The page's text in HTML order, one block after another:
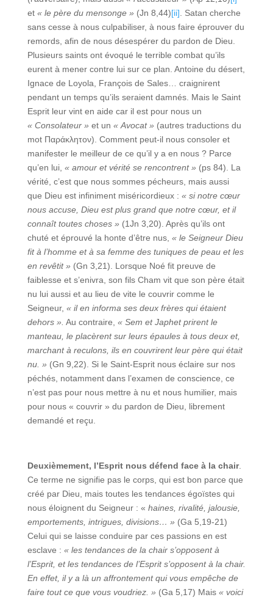
et « le père du mensonge » (Jn 8,44)[ii] . Satan cherche
sans cesse à nous culpabiliser, à nous faire éprouver du
remords, afin de nous désespérer du pardon de Dieu.
Plusieurs saints ont évoqué le terrible combat qu’ils
eurent à mener contre lui sur ce plan. Antoine du désert,
Ignace de Loyola, François de Sales… craignirent
pendant un temps qu’ils seraient damnés. Mais le Saint
Esprit leur vint en aide car il est pour nous un
« Consolateur » et un « Avocat » (autres traductions du
mot Παράκλητον). Comment peut-il nous consoler et
manifester le meilleur de ce qu’il y a en nous ? Parce
qu’en lui, « amour et vérité se rencontrent » (ps 84). La
vérité, c’est que nous sommes pécheurs, mais aussi
que Dieu est infiniment miséricordieux : « si notre cœur
nous accuse, Dieu est plus grand que notre cœur, et il
connaît toutes choses » (1Jn 3,20). Après qu’ils ont
chuté et éprouvé la honte d’être nus, « le Seigneur Dieu
fit à l’homme et à sa femme des tuniques de peau et les
en revêtit » (Gn 3,21). Lorsque Noé fit preuve de
faiblesse et s’enivra, son fils Cham vit que son père était
nu lui aussi et au lieu de vite le couvrir comme le
Seigneur, « il en informa ses deux frères qui étaient
dehors ». Au contraire, « Sem et Japhet prirent le
manteau, le placèrent sur leurs épaules à tous deux et,
marchant à reculons, ils en couvrirent leur père qui était
nu. » (Gn 9,22). Si le Saint-Esprit nous éclaire sur nos
péchés, notamment dans l’examen de conscience, ce
n’est pas pour nous mettre à nu et nous humilier, mais
pour nous « couvrir » du pardon de Dieu, librement
demandé et reçu.
Deuxièmement, l’Esprit nous défend face à la chair.
Ce terme ne signifie pas le corps, qui est bon parce que
créé par Dieu, mais toutes les tendances égoïstes qui
nous éloignent du Seigneur : « haines, rivalité, jalousie,
emportements, intrigues, divisions… » (Ga 5,19‑21)
Celui qui se laisse conduire par ces passions en est
esclave : « les tendances de la chair s’opposent à
l’Esprit, et les tendances de l’Esprit s’opposent à la chair.
En effet, il y a là un affrontement qui vous empêche de
faire tout ce que vous voudriez. » (Ga 5,17) Mais « voici